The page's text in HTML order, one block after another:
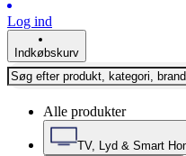
Log ind
Indkøbskurv
Alle produkter
TV, Lyd & Smart